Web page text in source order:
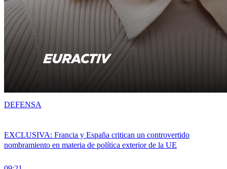
EXCLUSIVA: Francia y España critican un controvertido
nombramiento en materia de política exterior de la UE
DEFENSA